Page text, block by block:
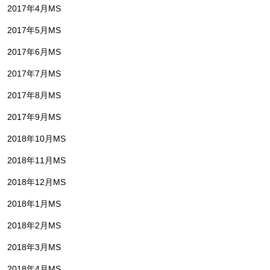
2017年4月MS
2017年5月MS
2017年6月MS
2017年7月MS
2017年8月MS
2017年9月MS
2018年10月MS
2018年11月MS
2018年12月MS
2018年1月MS
2018年2月MS
2018年3月MS